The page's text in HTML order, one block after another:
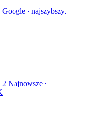
Google · najszybszy,
2 Najnowsze ·